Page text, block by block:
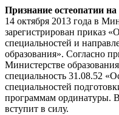
Признание остеопатии
14 октября 2013 года в
зарегистрирован приказ
специальностей и
образования». Согласно
Министерстве
специальность 31.08.52
специальностей
программам ординатуры.
вступит в силу.